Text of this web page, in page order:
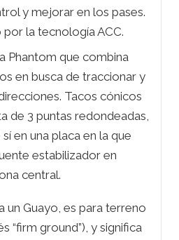
y mejorar en los pases.
la tecnología ACC.
Phantom que combina
en busca de traccionar y
Tacos cónicos
de 3 puntas redondeadas,
en una placa en la que
estabilizador en
central.
un Guayo, es para terreno
“firm ground”), y significa